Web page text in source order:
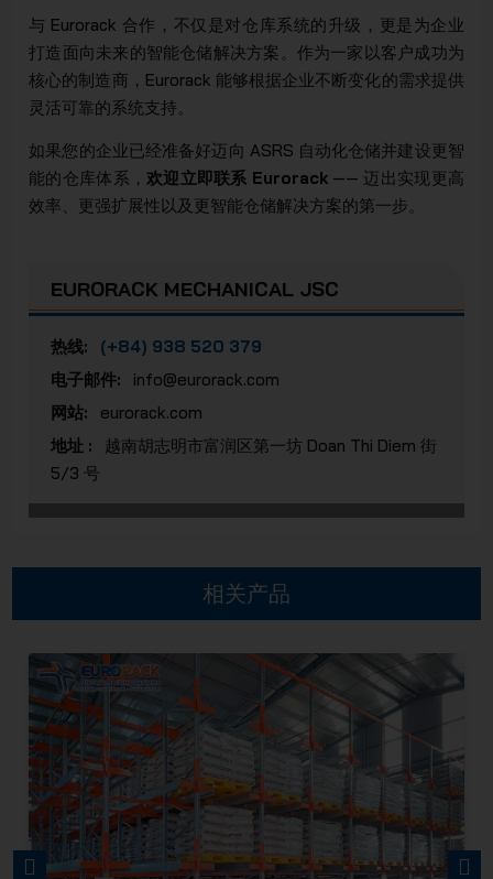
与 Eurorack 合作，不仅是对仓库系统的升级，更是为企业
打造面向未来的智能仓储解决方案。作为一家以客户成功为
核心的制造商，Eurorack 能够根据企业不断变化的需求提供
灵活可靠的系统支持。
如果您的企业已经准备好迈向 ASRS 自动化仓储并建设更智
能的仓库体系，欢迎立即联系 Eurorack—— 迈出实现更高
效率、更强扩展性以及更智能仓储解决方案的第一步。
EURORACK MECHANICAL JSC
热线:
(+84) 938 520 379
电子邮件:
info@eurorack.com
网站:
eurorack.com
地址 :
越南胡志明市富润区第一坊 Doan Thi Diem 街
5/3 号
相关产品
PREVIOUS NEXT